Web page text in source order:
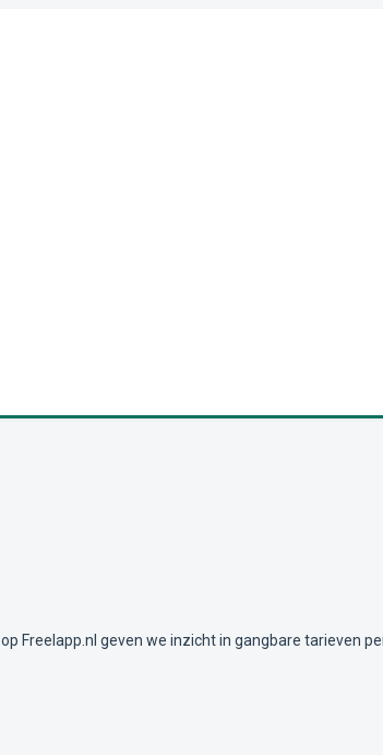
op Freelapp.nl geven we inzicht in gangbare tarieven